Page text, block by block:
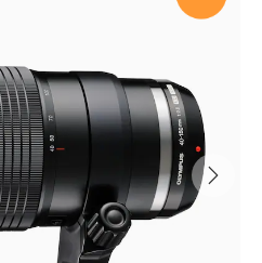
NiSi UV SMC L395